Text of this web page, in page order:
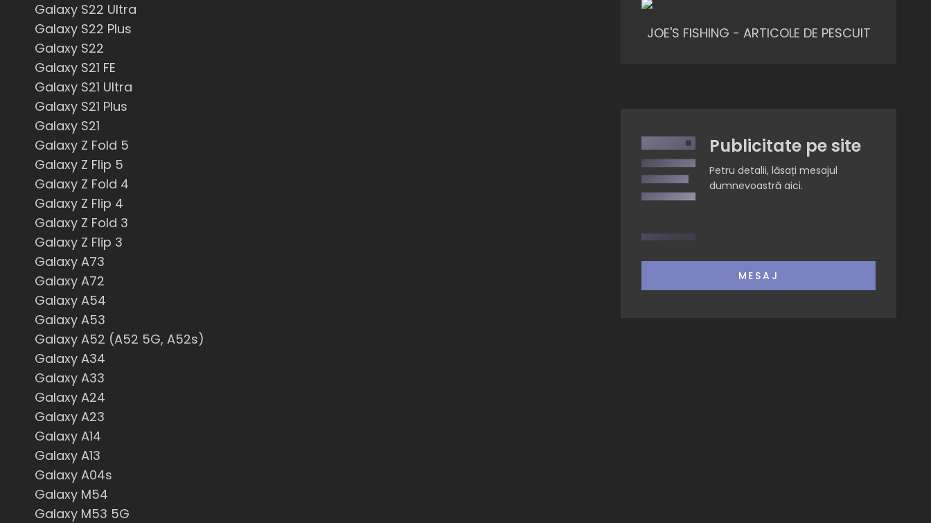
Galaxy S22 Ultra
Galaxy S22 Plus
Galaxy S22
Galaxy S21 FE
Galaxy S21 Ultra
Galaxy S21 Plus
Galaxy S21
Galaxy Z Fold 5
Galaxy Z Flip 5
Galaxy Z Fold 4
Galaxy Z Flip 4
Galaxy Z Fold 3
Galaxy Z Flip 3
Galaxy A73
Galaxy A72
Galaxy A54
Galaxy A53
Galaxy A52 (A52 5G, A52s)
Galaxy A34
Galaxy A33
Galaxy A24
Galaxy A23
Galaxy A14
Galaxy A13
Galaxy A04s
Galaxy M54
Galaxy M53 5G
JOE'S FISHING - ARTICOLE DE PESCUIT
Publicitate pe site
Petru detalii, lăsați mesajul
dumnevoastră aici.
MESAJ